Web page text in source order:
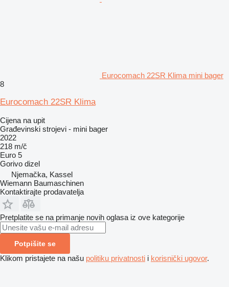
Eurocomach 22SR Klima mini bager
8
Eurocomach 22SR Klima
Cijena na upit
Građevinski strojevi - mini bager
2022
218 m/č
Euro 5
Gorivo dizel
Njemačka, Kassel
Wiemann Baumaschinen
Kontaktirajte prodavatelja
Pretplatite se na primanje novih oglasa iz ove kategorije
Potpišite se
Klikom pristajete na našu politiku privatnosti i korisnički ugovor.